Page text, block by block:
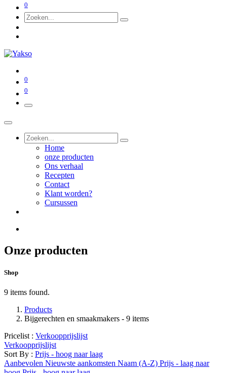
0
0
0
Home
onze producten
Ons verhaal
Recepten
Contact
Klant worden?
Cursussen
Onze producten
Shop
9 items found.
Products
Bijgerechten en smaakmakers - 9 items
Pricelist : Verkoopprijslijst
Verkoopprijslijst
Sort By : Prijs - hoog naar laag
Aanbevolen Nieuwste aankomsten Naam (A-Z) Prijs - laag naar